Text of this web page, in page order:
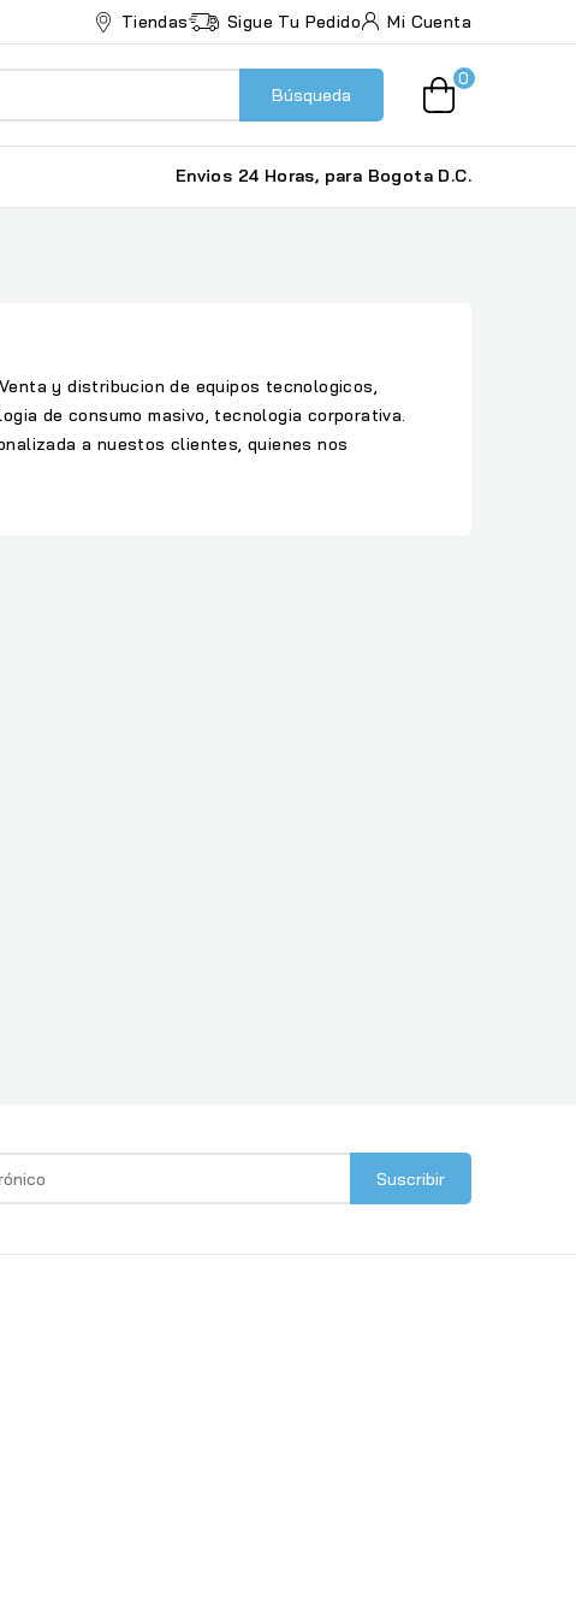
Tiendas Sigue Tu Pedido Mi Cuenta
Búsqueda
0
Envios 24 Horas, para Bogota D.C.
Venta y distribucion de equipos tecnologicos,
de consumo masivo, tecnologia corporativa.
a nuestos clientes, quienes nos